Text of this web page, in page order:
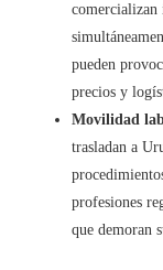
comercializan
pueden
precios y
Movilidad
trasladan a
profesiones
que demoran